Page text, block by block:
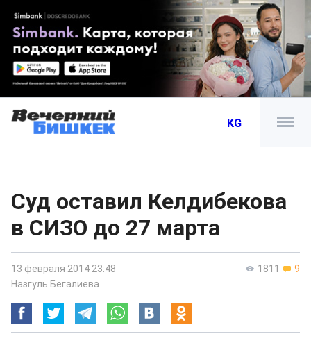
KG
Суд оставил Келдибекова
в СИЗО до 27 марта
1811 9
13 февраля 2014 23:48
Назгуль Бегалиева